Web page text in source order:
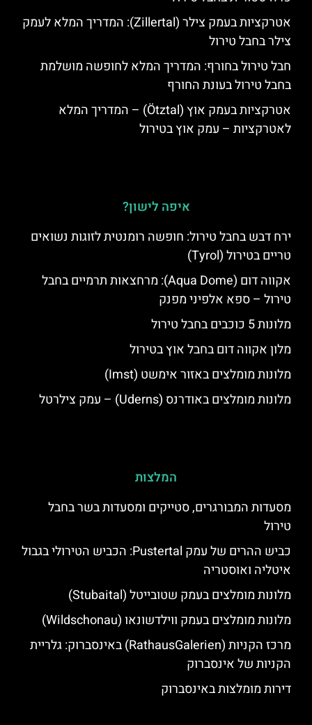
אטרקציות בעמק צילר (Zillertal): המדריך המלא לעמק
צילר בחבל טירול
חבל טירול בחורף: המדריך המלא לחופשה מושלמת
בחבל טירול בעונת החורף
אטרקציות בעמק אוץ (Ötztal) – המדריך המלא
לאטרקציות – עמק אוץ בטירול
איפה לישון?
ירח דבש בחבל טירול: חופשה רומנטית לזוגות נשואים
טריים בטירול (Tyrol)
אקווה דום (Aqua Dome): מרחצאות תרמיים בחבל
טירול – ספא אלפיני מפנק
מלונות 5 כוכבים בחבל טירול
מלון אקווה דום בחבל אוץ בטירול
מלונות מומלצים באזור אימשט (Imst)
מלונות מומלצים באודרנס (Uderns) – עמק צילרטל
המלצות
מסעדות המבורגרים, סטייקים ומסעדות בשר בחבל
טירול
כביש ההרים של עמק Pustertal: הכביש הטירולי בגבול
איטליה ואוסטריה
מלונות מומלצים בעמק שטובייטל (Stubaital)
מלונות מומלצים בעמק ווילדשונאו (Wildschonau)
מרכז הקניות (RathausGalerien) באינסברוק: גלריית
הקניות של אינסברוק
דירות מומלצות באינסברוק